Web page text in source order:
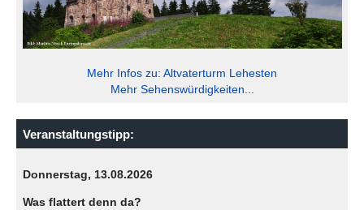
Mehr Infos zu: Altvaterturm Lehesten
Mehr Sehenswürdigkeiten...
Veranstaltungstipp:
Donnerstag, 13.08.2026
Was flattert denn da?